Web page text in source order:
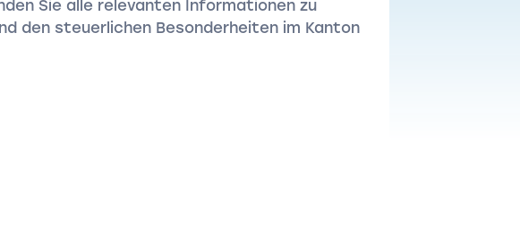
Sie alle relevanten Informationen zu
den steuerlichen Besonderheiten im Kanton